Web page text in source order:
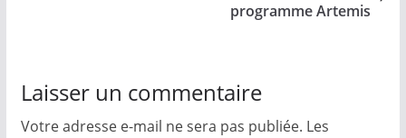
programme Artemis
Laisser un commentaire
Votre adresse e-mail ne sera pas publiée. Les